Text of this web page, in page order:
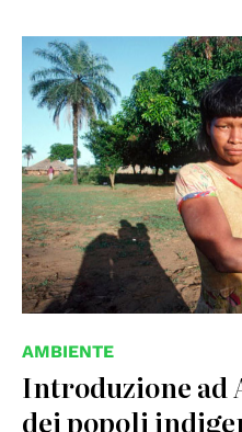
© UN photo
AMBIENTE
Introduzione ad
dei popoli